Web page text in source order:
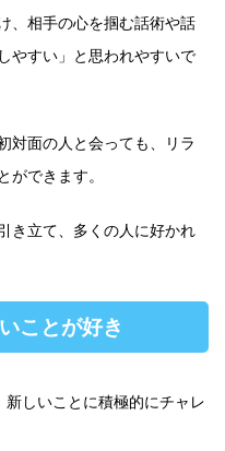
、相手の心を掴む話術や話
やすい」と思われやすいで
対面の人と会っても、リラ
ができます。
き立て、多くの人に好かれ
ことが好き
しいことに積極的にチャレ